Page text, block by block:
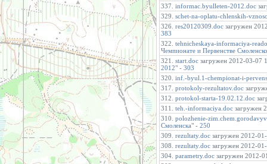
337. informac.byulleten-2012.doc
329. schet-na-oplatu-chlenskih-
326. res20120309.doc загружен
383
322. tehnicheskaya-informaciya-
Чемпионате и Первенстве
321. start.doc загружен 2012-03-07
2012" - 303
320. inf.-byul.1-chempionat-i-
317. protokoly-rezultatov.doc
312. protokol-starta-19.02.12.doc
311. teh.-informaciya.doc загружен
310. polozhenie-
Смоленска" - 250
309. rezultaty.doc загружен 2012-
308. rezultaty.doc загружен 2012-
304. parametry.doc загружен 2012-